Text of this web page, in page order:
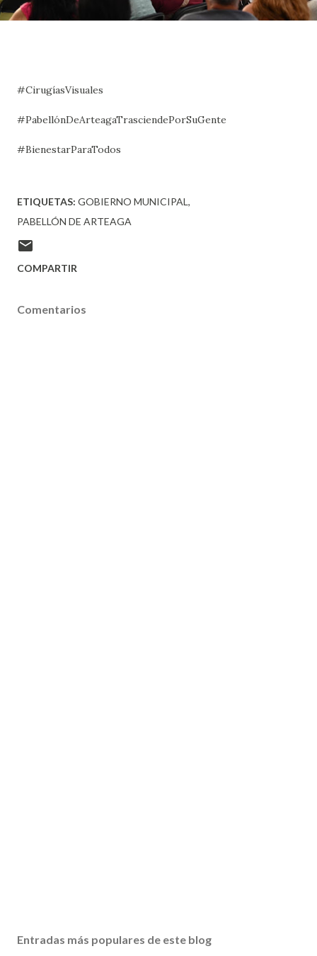
#CirugíasVisuales
#PabellónDeArteagaTrasciendePorSuGente
#BienestarParaTodos
ETIQUETAS: GOBIERNO MUNICIPAL
PABELLÓN DE ARTEAGA
COMPARTIR
Comentarios
Entradas más populares de este blog